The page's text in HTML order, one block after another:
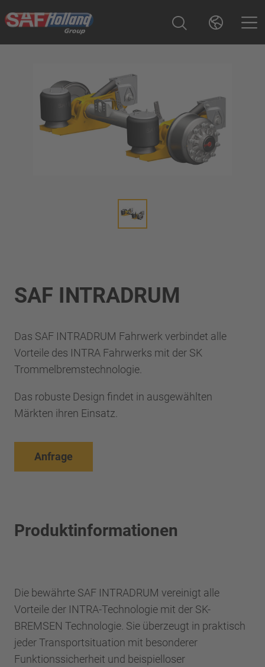
SAF INTRADRUM
Das SAF INTRADRUM Fahrwerk verbindet alle
Vorteile des INTRA Fahrwerks mit der SK
Trommelbremstechnologie.
Das robuste Design findet in ausgewählten
Märkten ihren Einsatz.
Anfrage
Produktinformationen
Die bewährte SAF INTRADRUM vereinigt alle
Vorteile der INTRA-Technologie mit der SK-
BREMSEN Technologie. Sie überzeugt in praktisch
jeder Transportsituation mit besonderer
Funktionssicherheit und beispielloser